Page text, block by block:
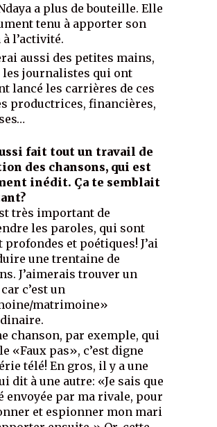
a plus de bouteille. Elle
tenu à apporter son
l’activité.
aussi des petites mains,
les journalistes qui ont
lancé les carrières de ces
productrices, financières,
fait tout un travail de
des chansons, qui est
inédit. Ça te semblait
très important de
les paroles, qui sont
profondes et poétiques! J’ai
une trentaine de
J’aimerais trouver un
c’est un
matrimoine»
chanson, par exemple, qui
«Faux pas», c’est digne
télé! En gros, il y a une
dit à une autre: «Je sais que
envoyée par ma rivale, pour
et espionner mon mari